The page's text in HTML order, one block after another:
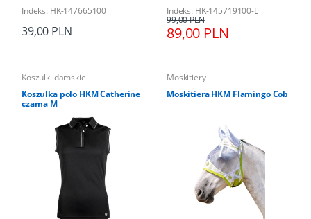
Indeks: HK-147665100
39,00 PLN
Indeks: HK-145719100-L
89,00 PLN
99,00 PLN
Koszulki damskie
Koszulka polo HKM Catherine
czarna M
Moskitiery
Moskitiera HKM Flamingo Cob